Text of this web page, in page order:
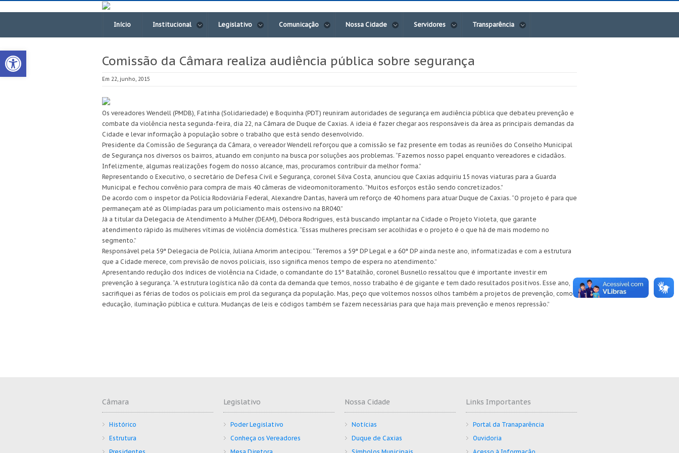
Open toolbar
Início Institucional Legislativo Comunicação Nossa Cidade Servidores Transparência
Comissão da Câmara realiza audiência pública sobre segurança
Em 22, junho, 2015
Os vereadores Wendell (PMDB), Fatinha (Solidariedade) e Boquinha (PDT) reuniram autoridades de segurança em audiência pública que debateu prevenção e
combate da violência nesta segunda-feira, dia 22, na Câmara de Duque de Caxias. A ideia é fazer chegar aos responsáveis da área as principais demandas da
Cidade e levar informação à população sobre o trabalho que está sendo desenvolvido.
Presidente da Comissão de Segurança da Câmara, o vereador Wendell reforçou que a comissão se faz presente em todas as reuniões do Conselho Municipal
de Segurança nos diversos os bairros, atuando em conjunto na busca por soluções aos problemas. “Fazemos nosso papel enquanto vereadores e cidadãos.
Infelizmente, algumas realizações fogem do nosso alcance, mas, procuramos contribuir da melhor forma.”
Representando o Executivo, o secretário de Defesa Civil e Segurança, coronel Silva Costa, anunciou que Caxias adquiriu 15 novas viaturas para a Guarda
Municipal e fechou convênio para compra de mais 40 câmeras de videomonitoramento. “Muitos esforços estão sendo concretizados.”
De acordo com o inspetor da Polícia Rodoviária Federal, Alexandre Dantas, haverá um reforço de 40 homens para atuar Duque de Caxias. “O projeto é para que
permaneçam até as Olimpíadas para um policiamento mais ostensivo na BR040.”
Já a titular da Delegacia de Atendimento à Mulher (DEAM), Débora Rodrigues, está buscando implantar na Cidade o Projeto Violeta, que garante
atendimento rápido às mulheres vítimas de violência doméstica. “Essas mulheres precisam ser acolhidas e o projeto é o que há de mais moderno no
segmento.”
Responsável pela 59ª Delegacia de Polícia, Juliana Amorim antecipou: “Teremos a 59ª DP Legal e a 60ª DP ainda neste ano, informatizadas e com a estrutura
que a Cidade merece, com previsão de novos policiais, isso significa menos tempo de espera no atendimento.”
Apresentando redução dos índices de violência na Cidade, o comandante do 15º Batalhão, coronel Busnello ressaltou que é importante investir em
prevenção à segurança. “A estrutura logística não dá conta da demanda que temos, nosso trabalho é de gigante e tem dado resultados positivos. Esse ano,
sacrifiquei as férias de todos os policiais em prol da segurança da população. Mas, peço que voltemos nossos olhos também a projetos de prevenção, como
educação, iluminação pública e cultura. Mudanças de leis e códigos também se fazem necessárias para que haja mais prevenção e menos repressão.”
Câmara
Histórico
Estrutura
Legislativo
Poder Legislativo
Conheça os Vereadores
Nossa Cidade
Notícias
Duque de Caxias
Links Importantes
Portal da Tranaparência
Ouvidoria